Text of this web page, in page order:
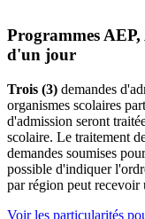
Programmes
d'un jour
Trois (3) demandes
organismes scolaires
d'admission seront
scolaire. Le traitement
demandes soumises
possible d'indiquer
par région peut
Voir les particularités